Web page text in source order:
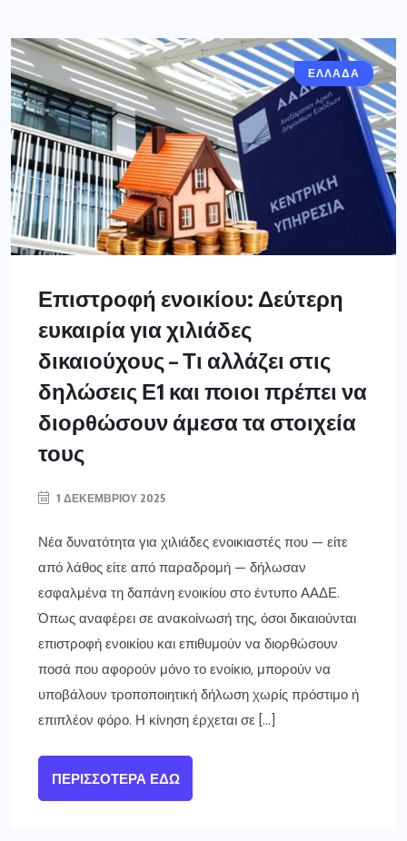
ΓΝΩΜΕΣ
ΕΛΛΑΔΑ
Επιστροφή ενοικίου: Δεύτερη
ευκαιρία για χιλιάδες
δικαιούχους – Τι αλλάζει στις
δηλώσεις Ε1 και ποιοι πρέπει να
διορθώσουν άμεσα τα στοιχεία
τους
1 ΔΕΚΕΜΒΡΊΟΥ 2025
Νέα δυνατότητα για χιλιάδες ενοικιαστές που — είτε
από λάθος είτε από παραδρομή — δήλωσαν
εσφαλμένα τη δαπάνη ενοικίου στο έντυπο ΑΑΔΕ.
Όπως αναφέρει σε ανακοίνωσή της, όσοι δικαιούνται
επιστροφή ενοικίου και επιθυμούν να διορθώσουν
ποσά που αφορούν μόνο το ενοίκιο, μπορούν να
υποβάλουν τροποποιητική δήλωση χωρίς πρόστιμο ή
επιπλέον φόρο. Η κίνηση έρχεται σε […]
ΠΕΡΙΣΣΌΤΕΡΑ ΕΔΏ